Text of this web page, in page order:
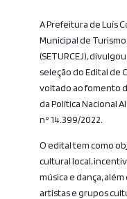
A Prefeitura de Luís
Municipal de
(SETURCEJ),
seleção do Edital de
voltado ao fomento
da Política Nacional
nº 14.399/2022.
O edital tem como
cultural local,
música e dança,
artistas e grupos